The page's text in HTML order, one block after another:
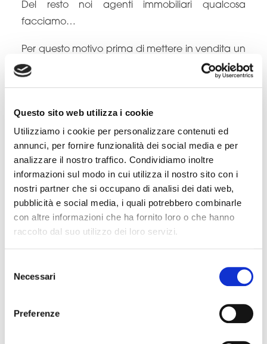
Questo sito web utilizza i cookie
Utilizziamo i cookie per personalizzare contenuti ed
annunci, per fornire funzionalità dei social media e per
analizzare il nostro traffico. Condividiamo inoltre
informazioni sul modo in cui utilizza il nostro sito con i
nostri partner che si occupano di analisi dei dati web,
pubblicità e social media, i quali potrebbero combinarle
con altre informazioni che ha fornito loro o che hanno
raccolto dal suo utilizzo dei loro servizi.
delNecessari
Preferenze
Del resto noi agenti immobiliari qualcosa
facciamo…
Per questo motivo prima di mettere in vendita un
immobile io faccio subito un check-up
tenendo conto di quello che c’è in vendita di
simile nella stessa zona, e studio un piano
marketing personalizzato per ogni immobile.
potenzialmente interessati ed infine chiudere la
trattativa quando deve essere chiusa….se speri
che nel 2015 le case si vendano da sole…beh
stai fresco.
Se hai una casa da vendere nel territorio di
per ricevere
maggiori informazioni e ricevere una consulenza